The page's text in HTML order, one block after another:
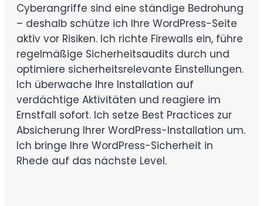
Cyberangriffe sind eine ständige Bedrohung
– deshalb schütze ich Ihre WordPress-Seite
aktiv vor Risiken. Ich richte Firewalls ein, führe
regelmäßige Sicherheitsaudits durch und
optimiere sicherheitsrelevante Einstellungen.
Ich überwache Ihre Installation auf
verdächtige Aktivitäten und reagiere im
Ernstfall sofort. Ich setze Best Practices zur
Absicherung Ihrer WordPress-Installation um.
Ich bringe Ihre WordPress-Sicherheit in
Rhede auf das nächste Level.